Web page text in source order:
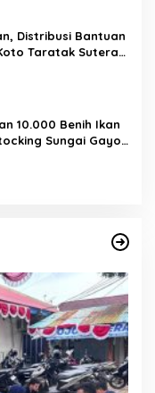
Distribusi Bantuan
Taratak Sutera
10.000 Benih Ikan
Sungai Gayo